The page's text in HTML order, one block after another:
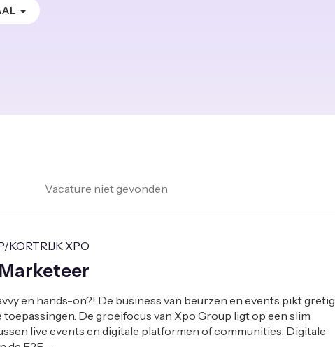
Vacature niet gevonden
KORTRIJK XPO
en hands-on?! De business van beurzen en events pikt gretig
toepassingen. De groeifocus van Xpo Group ligt op een slim
live events en digitale platformen of communities. Digitale